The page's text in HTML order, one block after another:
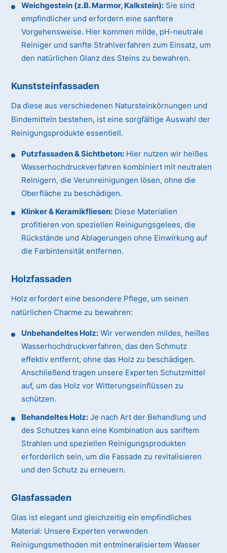
Weichgestein (z.B. Marmor, Kalkstein): Sie sind
empfindlicher und erfordern eine sanftere
Vorgehensweise. Hier kommen milde, pH-neutrale
Reiniger und sanfte Strahlverfahren zum Einsatz, um
den natürlichen Glanz des Steins zu bewahren.
Kunststeinfassaden
Da diese aus verschiedenen Natursteinkörnungen und
Bindemitteln bestehen, ist eine sorgfältige Auswahl der
Reinigungsprodukte essentiell.
Putzfassaden & Sichtbeton: Hier nutzen wir heißes
Wasserhochdruckverfahren kombiniert mit neutralen
Reinigern, die Verunreinigungen lösen, ohne die
Oberfläche zu beschädigen.
Klinker & Keramikfliesen: Diese Materialien
profitieren von speziellen Reinigungsgelees, die
Rückstände und Ablagerungen ohne Einwirkung auf
die Farbintensität entfernen.
Holzfassaden
Holz erfordert eine besondere Pflege, um seinen
natürlichen Charme zu bewahren:
Unbehandeltes Holz: Wir verwenden mildes, heißes
Wasserhochdruckverfahren, das den Schmutz
effektiv entfernt, ohne das Holz zu beschädigen.
Anschließend tragen unsere Experten Schutzmittel
auf, um das Holz vor Witterungseinflüssen zu
schützen.
Behandeltes Holz: Je nach Art der Behandlung und
des Schutzes kann eine Kombination aus sanftem
Strahlen und speziellen Reinigungsprodukten
erforderlich sein, um die Fassade zu revitalisieren
und den Schutz zu erneuern.
Glasfassaden
Glas ist elegant und gleichzeitig ein empfindliches
Material: Unsere Experten verwenden
Reinigungsmethoden mit entmineralisiertem Wasser